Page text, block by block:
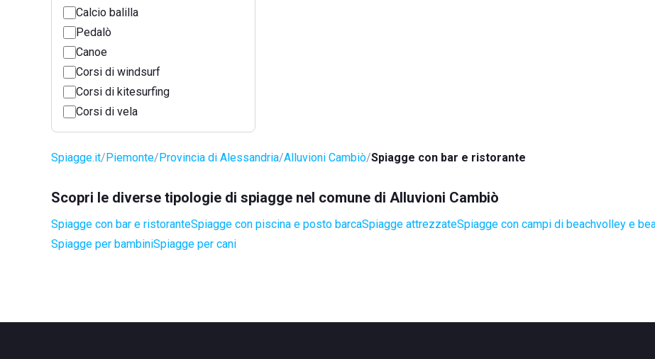
Calcio balilla
Pedalò
Canoe
Corsi di windsurf
Corsi di kitesurfing
Corsi di vela
Spiagge.it Piemonte Provincia di Alessandria Alluvioni Cambiò Spiagge con bar e ristorante
Scopri le diverse tipologie di spiagge nel comune di Alluvioni Cambiò
Spiagge con bar e ristoranteSpiagge con piscina e posto barcaSpiagge attrezzateSpiagge con campi di beachvolley e
Spiagge per bambiniSpiagge per cani